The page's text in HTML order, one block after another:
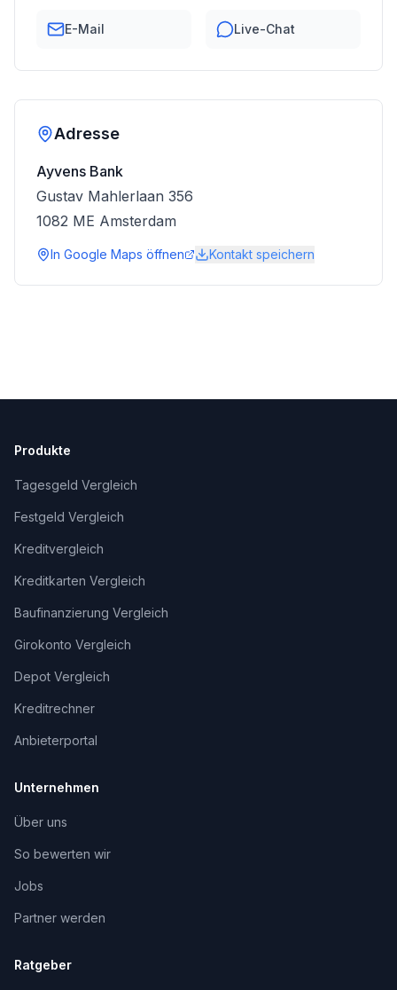
E-Mail Live-Chat
Adresse
Ayvens Bank
Gustav Mahlerlaan 356
1082 ME Amsterdam
In Google Maps öffnen Kontakt speichern
Produkte
Tagesgeld Vergleich
Festgeld Vergleich
Kreditvergleich
Kreditkarten Vergleich
Baufinanzierung Vergleich
Girokonto Vergleich
Depot Vergleich
Kreditrechner
Anbieterportal
Unternehmen
Über uns
So bewerten wir
Jobs
Partner werden
Ratgeber